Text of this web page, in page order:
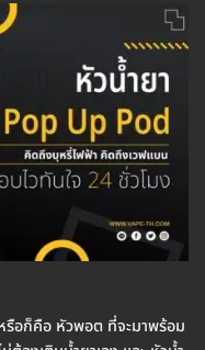
รือก็คือ หัวพอต ที่จะมาพร้อม